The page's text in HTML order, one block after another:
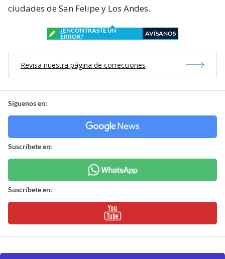
ciudades de San Felipe y Los Andes.
¿ENCONTRASTE UN
ERROR?
AVÍSANOS
Revisa nuestra página de correcciones
Síguenos en:
Suscríbete en:
Suscríbete en: